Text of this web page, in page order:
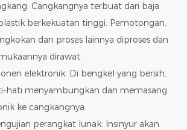
Cangkangnya terbuat dari baja
berkekuatan tinggi. Pemotongan,
dan proses lainnya diproses dan
dirawat.
elektronik: Di bengkel yang bersih,
hati menyambungkan dan memasang
ke cangkangnya.
perangkat lunak: Insinyur akan